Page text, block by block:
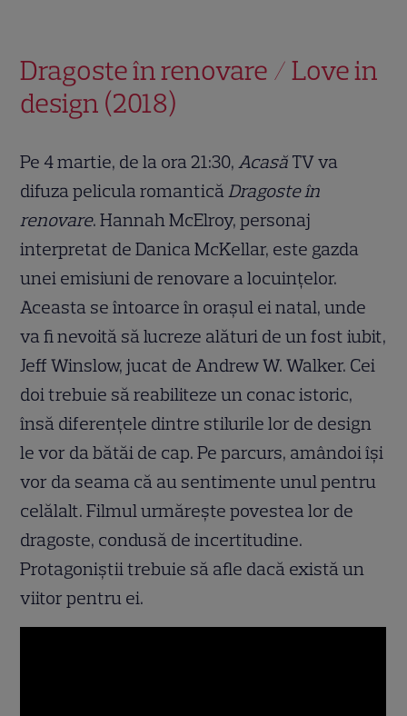
Dragoste în renovare / Love in
design (2018)
Pe 4 martie, de la ora 21:30,Acasă TV va
difuza pelicula romanticăDragoste în
renovare. Hannah McElroy, personaj
interpretat de Danica McKellar, este gazda
unei emisiuni de renovare a locuințelor.
Aceasta se întoarce în orașul ei natal, unde
va fi nevoită să lucreze alături de un fost iubit,
Jeff Winslow, jucat de Andrew W. Walker. Cei
doi trebuie să reabiliteze un conac istoric,
însă diferențele dintre stilurile lor de design
le vor da bătăi de cap. Pe parcurs, amândoi își
vor da seama că au sentimente unul pentru
celălalt. Filmul urmărește povestea lor de
dragoste, condusă de incertitudine.
Protagoniștii trebuie să afle dacă există un
viitor pentru ei.